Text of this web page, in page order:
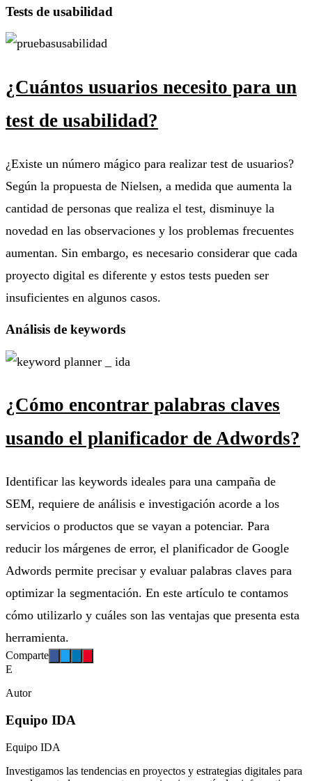
Tests de usabilidad
¿Cuántos usuarios necesito para un
test de usabilidad?
¿Existe un número mágico para realizar test de usuarios?
Según la propuesta de Nielsen, a medida que aumenta la
cantidad de personas que realiza el test, disminuye la
novedad en las observaciones y los problemas frecuentes
aumentan. Sin embargo, es necesario considerar que cada
proyecto digital es diferente y estos tests pueden ser
insuficientes en algunos casos.
Análisis de keywords
¿Cómo encontrar palabras claves
usando el planificador de Adwords?
Identificar las keywords ideales para una campaña de
SEM, requiere de análisis e investigación acorde a los
servicios o productos que se vayan a potenciar. Para
reducir los márgenes de error, el planificador de Google
Adwords permite precisar y evaluar palabras claves para
optimizar la segmentación. En este artículo te contamos
cómo utilizarlo y cuáles son las ventajas que presenta esta
herramienta.
Comparte
E
Autor
Equipo IDA
Equipo IDA
Investigamos las tendencias en proyectos y estrategias digitales para